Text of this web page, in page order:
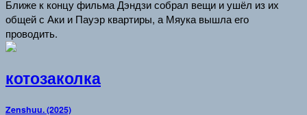
Ближе к концу фильма Дэндзи собрал вещи и ушёл из их
общей с Аки и Пауэр квартиры, а Мяука вышла его
проводить.
котозаколка
Zenshuu. (2025)